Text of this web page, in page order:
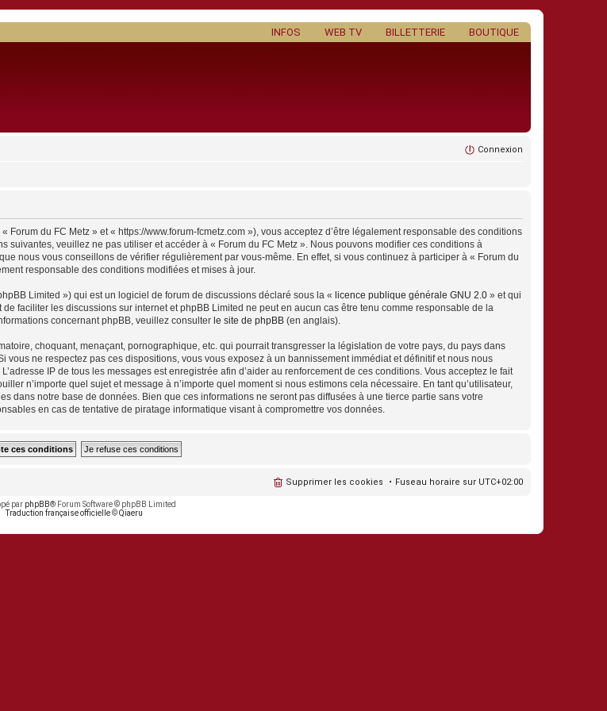
BOUTIQUE
BILLETTERIE
WEB TV
INFOS
Connexion
du FC Metz » et « https://www.forum-fcmetz.com »), vous acceptez d’être légalement responsable des conditions
suivantes, veuillez ne pas utiliser et accéder à « Forum du FC Metz ». Nous pouvons modifier ces conditions à
nous vous conseillons de vérifier régulièrement par vous-même. En effet, si vous continuez à participer à « Forum du
responsable des conditions modifiées et mises à jour.
Limited ») qui est un logiciel de forum de discussions déclaré sous la « licence publique générale GNU 2.0 » et qui
faciliter les discussions sur internet et phpBB Limited ne peut en aucun cas être tenu comme responsable de la
concernant phpBB, veuillez consulter le site de phpBB (en anglais).
choquant, menaçant, pornographique, etc. qui pourrait transgresser la législation de votre pays, du pays dans
ne respectez pas ces dispositions, vous vous exposez à un bannissement immédiat et définitif et nous nous
IP de tous les messages est enregistrée afin d’aider au renforcement de ces conditions. Vous acceptez le fait
n’importe quel sujet et message à n’importe quel moment si nous estimons cela nécessaire. En tant qu’utilisateur,
dans notre base de données. Bien que ces informations ne seront pas diffusées à une tierce partie sans votre
en cas de tentative de piratage informatique visant à compromettre vos données.
Fuseau horaire sur UTC+02:00
Supprimer les cookies
par phpBB® Forum Software © phpBB Limited
Traduction française officielle©Qiaeru